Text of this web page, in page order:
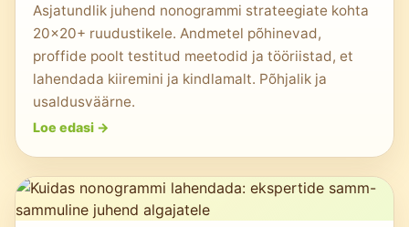
Asjatundlik juhend nonogrammi strateegiate kohta
20x20+ ruudustikele. Andmetel põhinevad,
proffide poolt testitud meetodid ja tööriistad, et
lahendada kiiremini ja kindlamalt. Põhjalik ja
usaldusväärne.
Loe edasi ->